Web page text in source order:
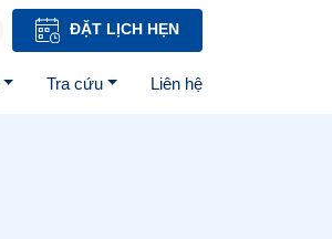
ĐẶT LỊCH HẸN
Tra cứu Liên hệ